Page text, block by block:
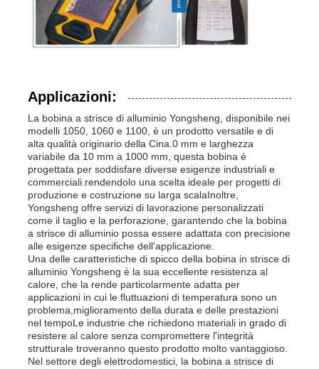
Applicazioni:
La bobina a strisce di alluminio Yongsheng, disponibile nei
modelli 1050, 1060 e 1100, è un prodotto versatile e di
alta qualità originario della Cina.0 mm e larghezza
variabile da 10 mm a 1000 mm, questa bobina è
progettata per soddisfare diverse esigenze industriali e
commerciali.rendendolo una scelta ideale per progetti di
produzione e costruzione su larga scalaInoltre,
Yongsheng offre servizi di lavorazione personalizzati
come il taglio e la perforazione, garantendo che la bobina
a strisce di alluminio possa essere adattata con precisione
alle esigenze specifiche dell'applicazione.
Una delle caratteristiche di spicco della bobina in strisce di
alluminio Yongsheng è la sua eccellente resistenza al
calore, che la rende particolarmente adatta per
applicazioni in cui le fluttuazioni di temperatura sono un
problema,miglioramento della durata e delle prestazioni
nel tempoLe industrie che richiedono materiali in grado di
resistere al calore senza compromettere l'integrità
strutturale troveranno questo prodotto molto vantaggioso.
Nel settore degli elettrodomestici, la bobina a strisce di